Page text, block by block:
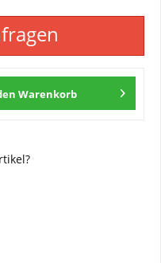
Warenkorb